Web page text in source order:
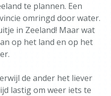
te plannen. Een
omringd door water.
in Zeeland! Maar wat
op het land en op het
de ander het liever
lastig om weer iets te